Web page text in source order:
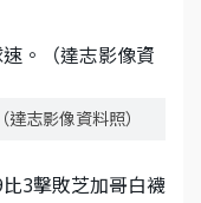
志影像資料照）
3擊敗芝加哥白襪